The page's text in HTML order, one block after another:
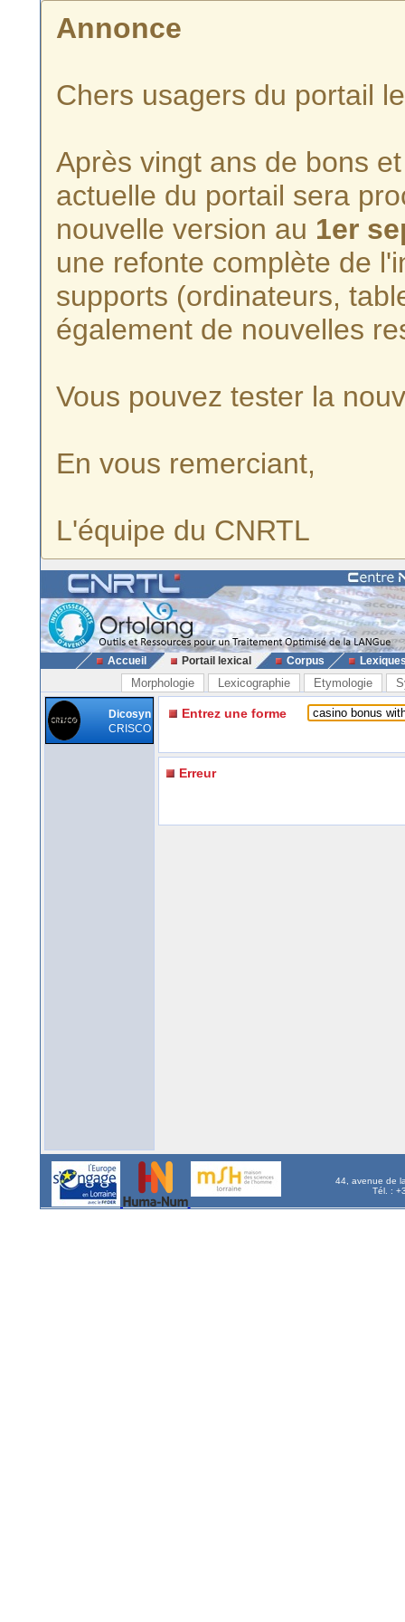
Annonce
Chers usagers du portail
Après vingt ans de bons
actuelle du portail sera
nouvelle version au 1er
une refonte complète de
supports (ordinateurs,
également de nouvelles
Vous pouvez tester la
En vous remerciant,
L'équipe du CNRTL
Accueil Portail lexical Corpus
Morphologie Lexicographie Etymologie
Dicosyn
CRISCO
Entrez une forme
Erreur
44, avenue de
Tél. :